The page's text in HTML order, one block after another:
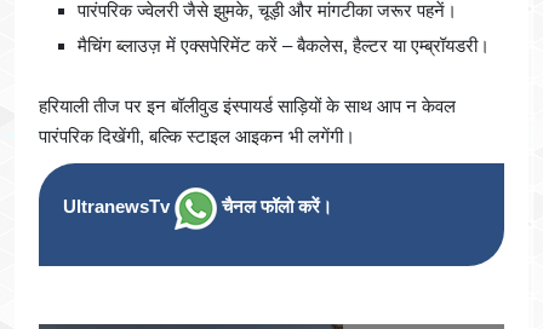
पारंपरिक ज्वेलरी जैसे झुमके, चूड़ी और मांगटीका जरूर पहनें।
मैचिंग ब्लाउज़ में एक्सपेरिमेंट करें – बैकलेस, हैल्टर या एम्ब्रॉयडरी।
हरियाली तीज पर इन बॉलीवुड इंस्पायर्ड साड़ियों के साथ आप न केवल
पारंपरिक दिखेंगी, बल्कि स्टाइल आइकन भी लगेंगी।
UltranewsTv चैनल फॉलो करें।